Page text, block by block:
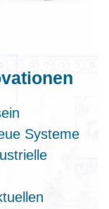
Systeme